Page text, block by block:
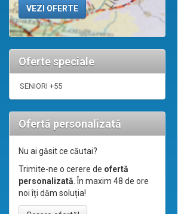
Oferte speciale
SENIORI +55
Ofertă personalizată
Nu ai găsit ce căutai?
Trimite-ne o cerere de ofertă
personalizată. În maxim 48 de ore
noi îți dăm soluția!